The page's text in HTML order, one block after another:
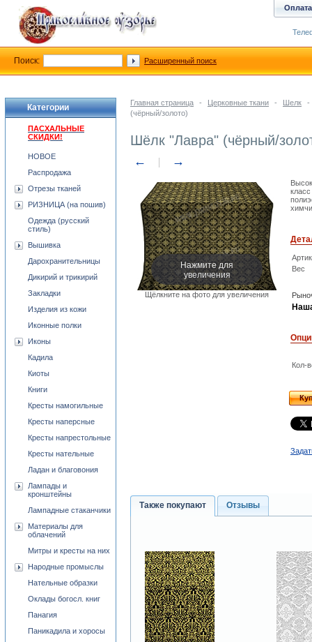
Главная страница - Церковные ткани - Шелк
-
(чёрный/золото)
Шёлк "Лавра" (чёрный/
← →
Нажмите для
увеличения
Щёлкните на фото для увеличения
Вес
Кол-
Также покупают Отзывы
Категории
ПАСХАЛЬНЫЕ
СКИДКИ!
НОВОЕ
Распродажа
Отрезы тканей
РИЗНИЦА (на пошив)
Одежда (русский
стиль)
Вышивка
Дарохранительницы
Дикирий и трикирий
Закладки
Изделия из кожи
Иконные полки
Иконы
Кадила
Киоты
Книги
Кресты намогильные
Кресты наперсные
Кресты напрестольные
Кресты нательные
Ладан и благовония
Лампады и
кронштейны
Лампадные стаканчики
Материалы для
облачений
Митры и кресты на них
Народные промыслы
Нательные образки
Оклады богосл. книг
Панагия
Паникадила и хоросы
Оплата
Поиск: Расширенный поиск